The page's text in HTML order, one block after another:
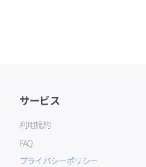
サービス
利用規約
FAQ
プライバシーポリシー